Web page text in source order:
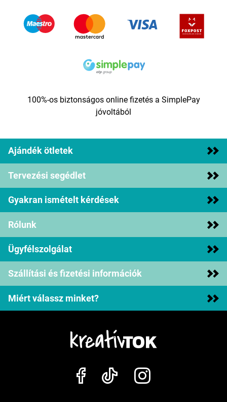
100%-os biztonságos online fizetés a SimplePay
jóvoltából
Ajándék ötletek
Tervezési segédlet
Gyakran ismételt kérdések
Rólunk
Ügyfélszolgálat
Szállítási és fizetési információk
Miért válassz minket?